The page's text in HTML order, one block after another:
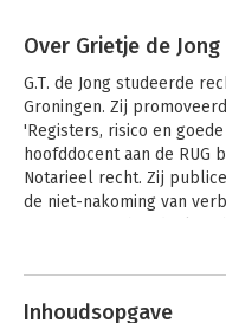
Over Grietje de Jong
G.T. de Jong studeerde
Groningen. Zij
'Registers, risico en
hoofddocent aan de RUG
Notarieel recht. Zij
de niet-nakoming van
Andere
Inhoudsopgave